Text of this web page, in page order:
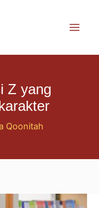
Z yang
Qoonitah